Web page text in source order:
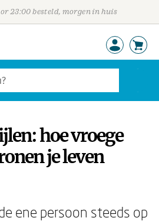
23:00 besteld, morgen in huis
hoe vroege
je leven
ene persoon steeds op